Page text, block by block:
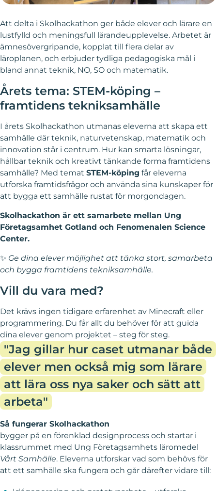
Att delta i Skolhackathon ger både elever och lärare en
lustfylld och meningsfull lärandeupplevelse. Arbetet är
ämnesövergripande, kopplat till flera delar av
läroplanen, och erbjuder tydliga pedagogiska mål i
bland annat teknik, NO, SO och matematik.
Årets tema: STEM‑köping –
framtidens tekniksamhälle
I årets Skolhackathon utmanas eleverna att skapa ett
samhälle där teknik, naturvetenskap, matematik och
innovation står i centrum. Hur kan smarta lösningar,
hållbar teknik och kreativt tänkande forma framtidens
samhälle? Med temat STEM‑köping får eleverna
utforska framtidsfrågor och använda sina kunskaper för
att bygga ett samhälle rustat för morgondagen.
Skolhackathon är ett samarbete mellan Ung
Företagsamhet Gotland och Fenomenalen Science
Center.
✨ Ge dina elever möjlighet att tänka stort, samarbeta
och bygga framtidens tekniksamhälle.
Vill du vara med?
Det krävs ingen tidigare erfarenhet av Minecraft eller
programmering. Du får allt du behöver för att guida
dina elever genom projektet – steg för steg.
"Jag gillar hur caset utmanar både
elever men också mig som lärare
att lära oss nya saker och sätt att
arbeta"
Så fungerar Skolhackathon
bygger på en förenklad designprocess och startar i
klassrummet med Ung Företagsamhets läromedel
Vårt Samhälle. Eleverna utforskar vad som behövs för
att ett samhälle ska fungera och går därefter vidare till: